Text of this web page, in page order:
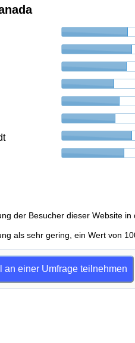
der Besucher dieser Website in
als sehr gering, ein Wert von
an einer Umfrage teilnehmen